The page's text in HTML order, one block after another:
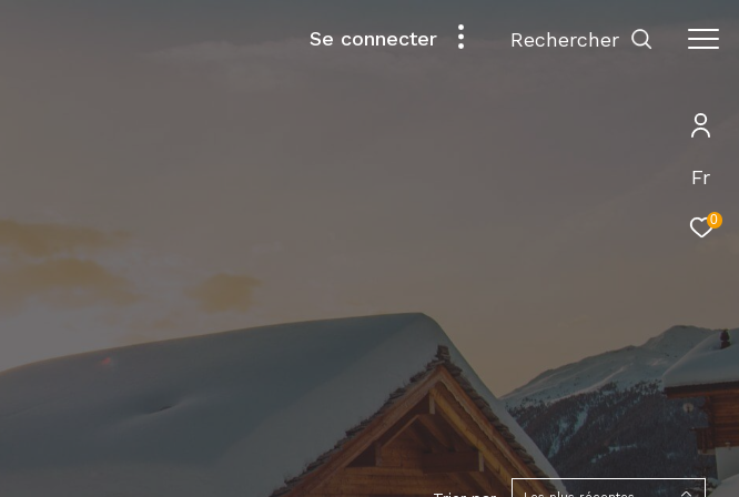
Fr
0
Se connecter rechercher